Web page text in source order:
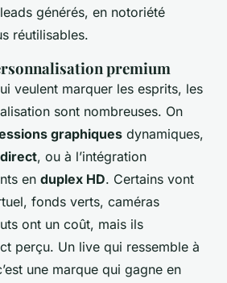
générés, en notoriété
réutilisables.
premium
veulent marquer les esprits, les
sont nombreuses. On
graphiques dynamiques,
, ou à l’intégration
en duplex HD. Certains vont
fonds verts, caméras
ont un coût, mais ils
perçu. Un live qui ressemble à
une marque qui gagne en